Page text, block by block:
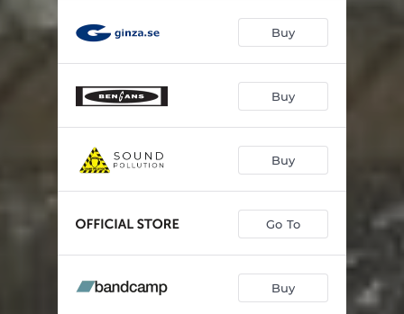
Buy
Buy
Buy
Go To
Buy